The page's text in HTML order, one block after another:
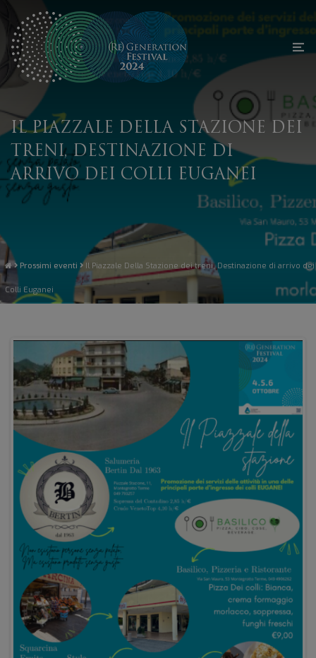
IL PIAZZALE DELLA STAZIONE DEI
TRENI, DESTINAZIONE DI
ARRIVO DEI COLLI EUGANEI
Prossimi eventi Il Piazzale Della Stazione dei treni, Destinazione di arrivo dei
Colli Euganei